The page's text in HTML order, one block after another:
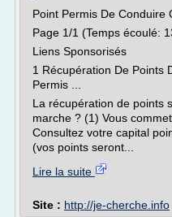
Point Permis De Conduire
Page 1/1 (Temps écoulé:
Liens Sponsorisés
1 Récupération De Points
Permis ...
La récupération de points
marche ? (1) Vous
Consultez votre capital
(vos points seront...
Lire la suite
Site : http://je-cherche.info